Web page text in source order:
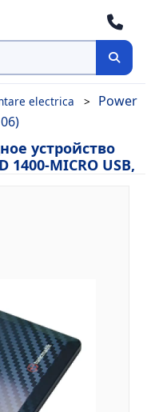
electrica
Power
устройство
1400‐MICRO USB,